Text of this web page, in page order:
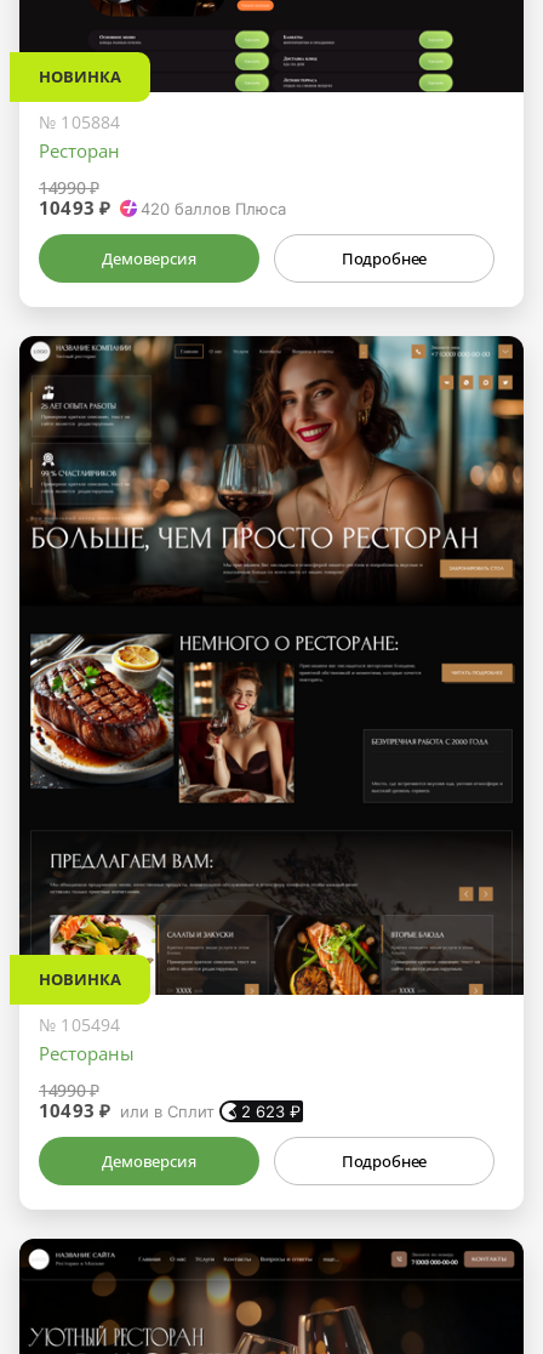
НОВИНКА
№ 105884
Ресторан
14990 ₽
10493 ₽ 420 баллов Плюса
Демоверсия Подробнее
НОВИНКА
№ 105494
Рестораны
14990 ₽
10493 ₽ или в Сплит 2 623 ₽
Демоверсия Подробнее